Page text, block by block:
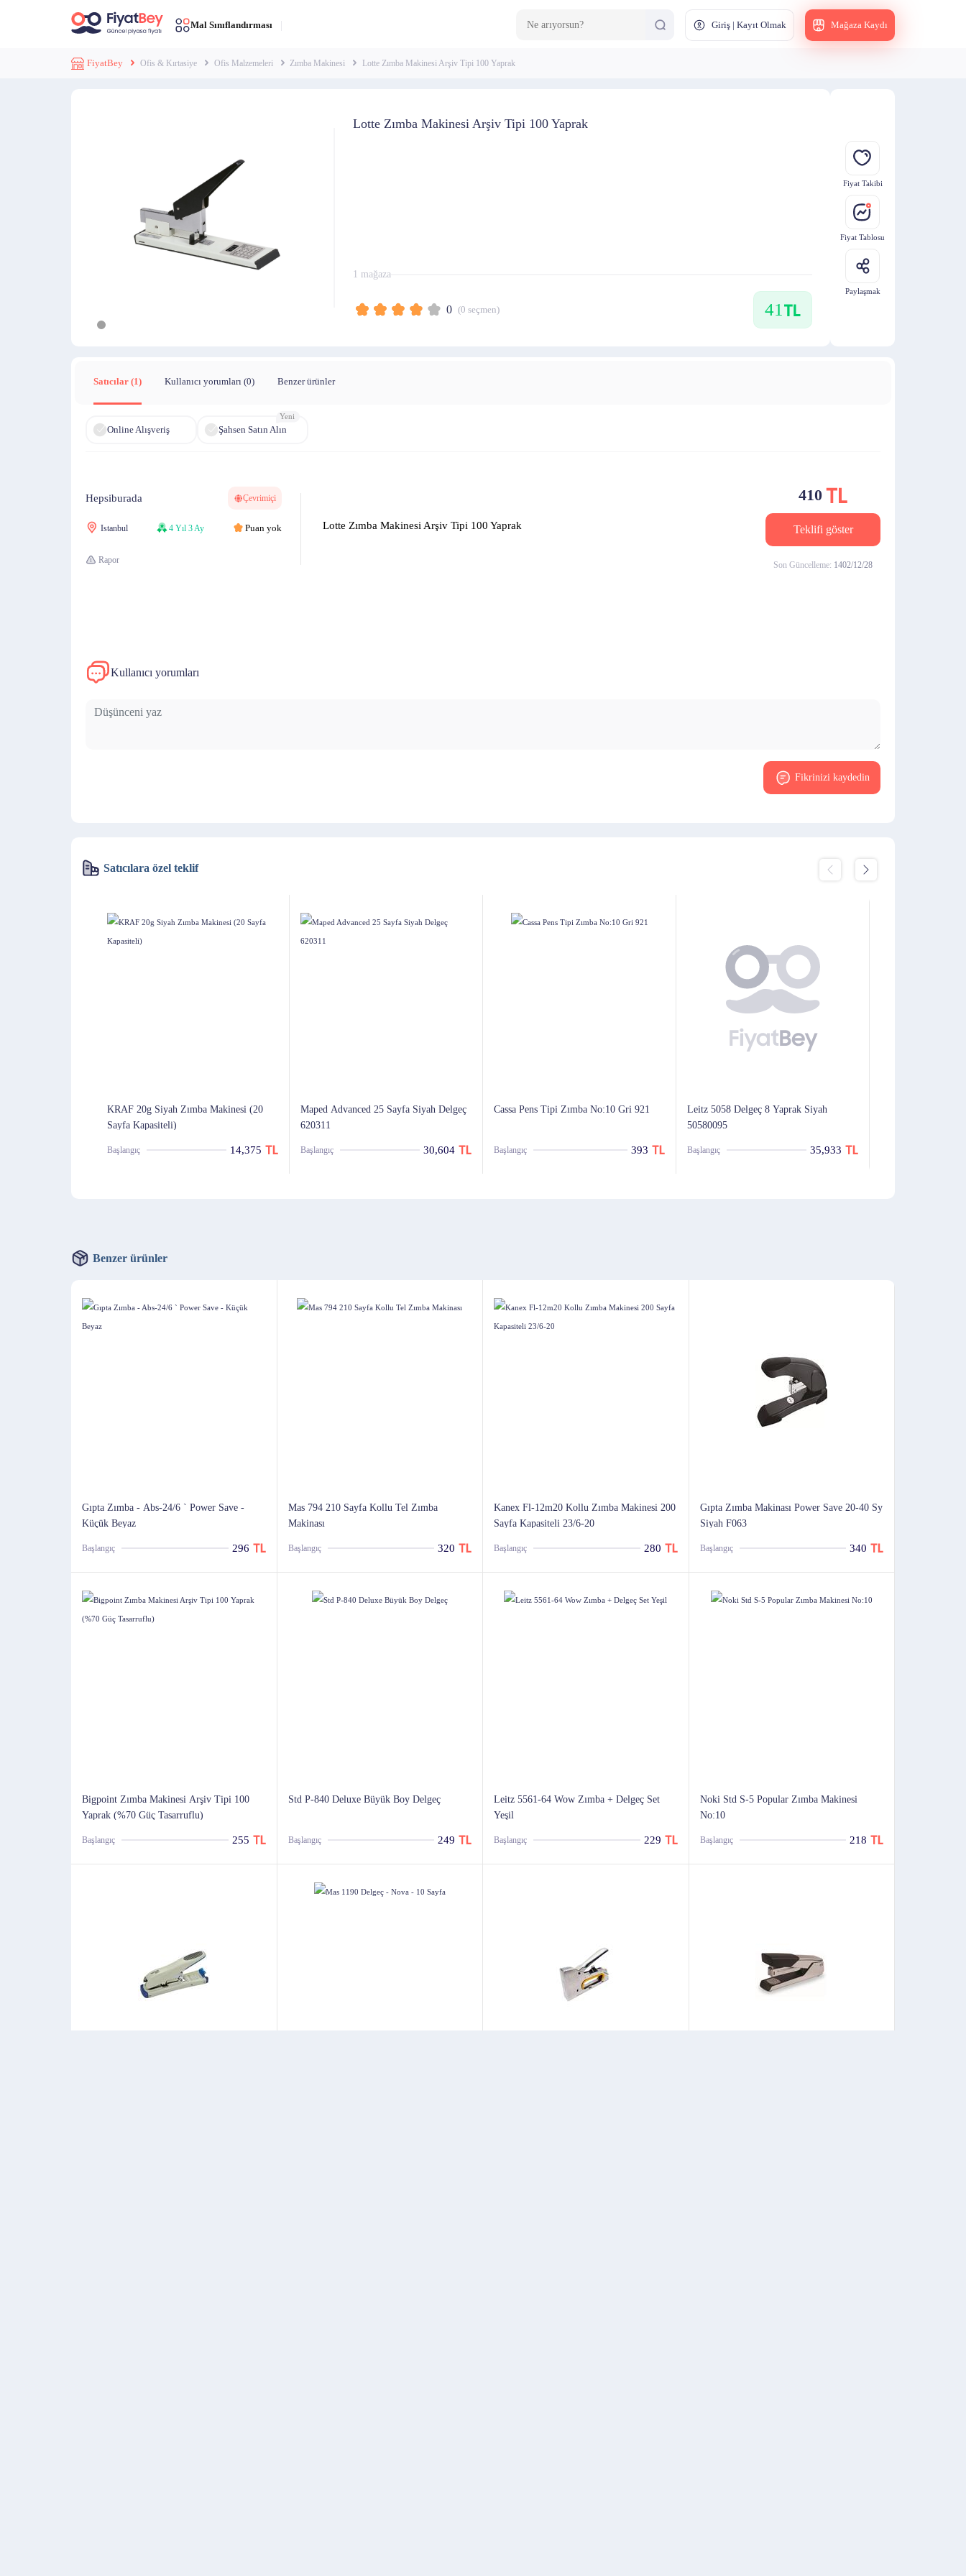
Mal Sınıflandırması Giriş | Kayıt Olmak Mağaza Kaydı
FiyatBey Ofis & Kırtasiye Ofis Malzemeleri Zımba Makinesi Lotte Zımba Makinesi Arşiv Tipi 100 Yaprak
Lotte Zımba Makinesi Arşiv Tipi 100 Yaprak
1 mağaza
0 (0 seçmen) 41
Fiyat Takibi
Fiyat Tablosu
Paylaşmak
Satıcılar (1) Kullanıcı yorumları (0) Benzer ürünler
Online Alışveriş Şahsen Satın Alın
Yeni
Hepsiburada Çevrimiçi
Istanbul 4 Yıl 3 Ay Puan yok
Rapor
Lotte Zımba Makinesi Arşiv Tipi 100 Yaprak
410
Teklifi göster
Son Güncelleme: 1402/12/28
Kullanıcı yorumları
Fikrinizi kaydedin
Satıcılara özel teklif
KRAF 20g Siyah Zımba Makinesi (20
Sayfa Kapasiteli)
Başlangıç 14,375
Maped Advanced 25 Sayfa Siyah Delgeç
620311
Başlangıç 30,604
Cassa Pens Tipi Zımba No:10 Gri 921
Başlangıç 393
Leitz 5058 Delgeç 8 Yaprak Siyah
50580095
Başlangıç 35,933
Benzer ürünler
Gıpta Zımba - Abs-24/6 ` Power Save -
Küçük Beyaz
Başlangıç 296
Mas 794 210 Sayfa Kollu Tel Zımba
Makinası
Başlangıç 320
Kanex Fl-12m20 Kollu Zımba Makinesi 200
Sayfa Kapasiteli 23/6-20
Başlangıç 280
Gıpta Zımba Makinası Power Save 20-40 Sy
Siyah F063
Başlangıç 340
Bigpoint Zımba Makinesi Arşiv Tipi 100
Yaprak (%70 Güç Tasarruflu)
Başlangıç 255
Std P-840 Deluxe Büyük Boy Delgeç
Başlangıç 249
Leitz 5561-64 Wow Zımba + Delgeç Set
Yeşil
Başlangıç 229
Noki Std S-5 Popular Zımba Makinesi
No:10
Başlangıç 218